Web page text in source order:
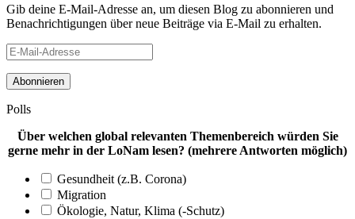
Gib deine E-Mail-Adresse an, um diesen Blog zu abonnieren und
Benachrichtigungen über neue Beiträge via E-Mail zu erhalten.
E-
Mail-
Adresse
Polls
Über welchen global relevanten Themenbereich würden Sie
gerne mehr in der LoNam lesen? (mehrere Antworten möglich)
Gesundheit (z.B. Corona)
Migration
Ökologie, Natur, Klima (-Schutz)